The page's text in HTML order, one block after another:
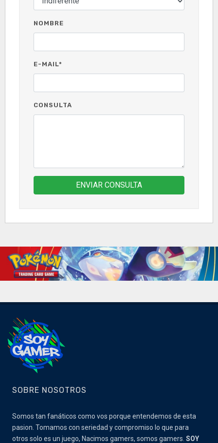
NOMBRE
E-MAIL*
CONSULTA
ENVIAR CONSULTA
SOBRE NOSOTROS
Somos tan fanáticos como vos porque entendemos de esta
pasion. Tomamos con seriedad y compromiso lo que para
otros solo es un juego, Nacimos gamers, somos gamers. SOY